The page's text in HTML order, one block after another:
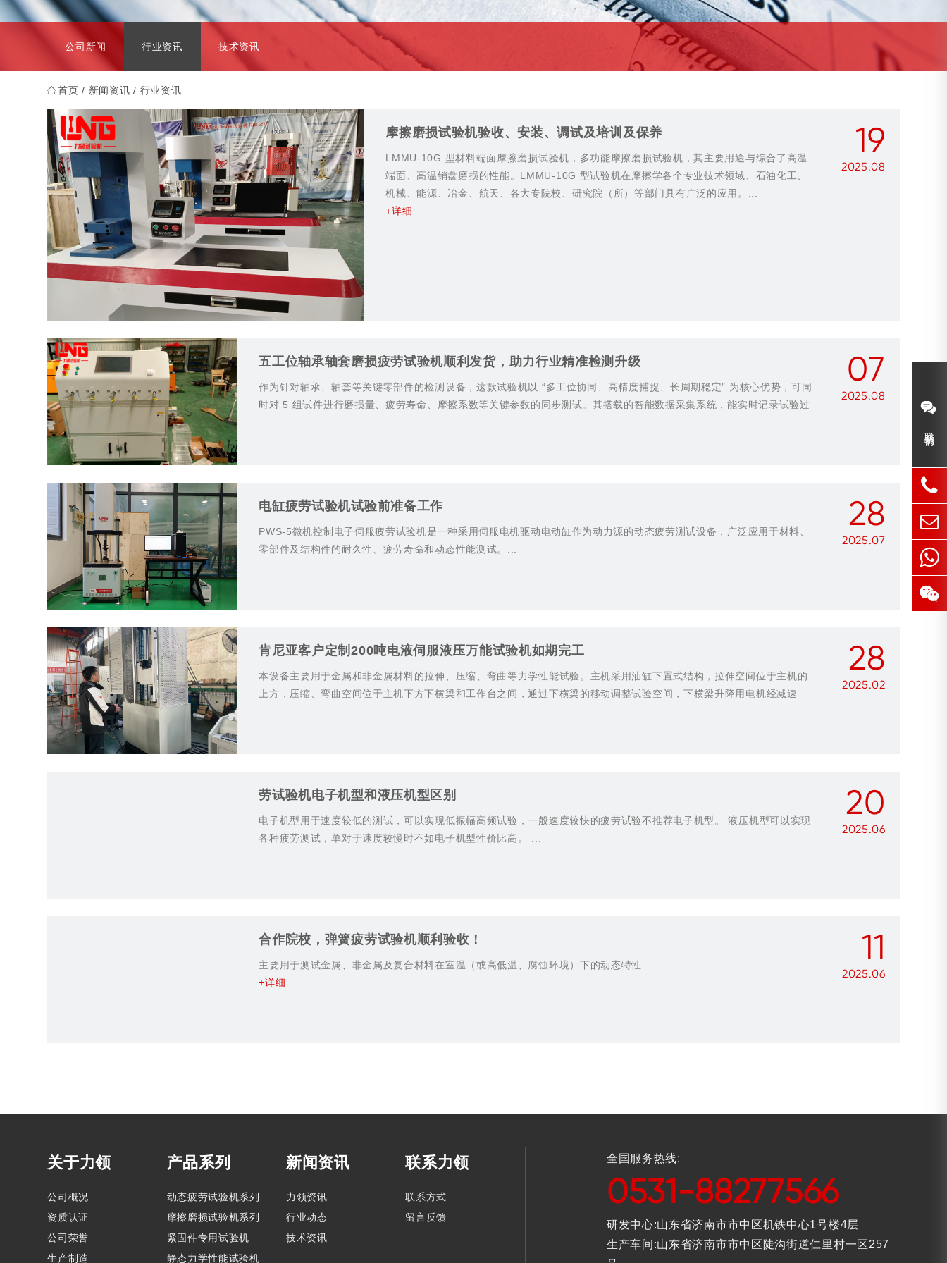
公司新闻 行业资讯 技术资讯
首页 / 新闻资讯 / 行业资讯
19
2025.08
摩擦磨损试验机验收、安装、调试及培训及保养
LMMU-10G 型材料端面摩擦磨损试验机，多功能摩擦磨损试验机，其主要用途与综合了高温
端面、高温销盘磨损的性能。LMMU-10G 型试验机在摩擦学各个专业技术领域、石油化工、
机械、能源、冶金、航天、各大专院校、研究院（所）等部门具有广泛的应用。...
+详细
07
2025.08
五工位轴承轴套磨损疲劳试验机顺利发货，助力行业精准检测升级
作为针对轴承、轴套等关键零部件的检测设备，这款试验机以 “多工位协同、高精度捕捉、长周期稳定” 为核心优势，可同
时对 5 组试件进行磨损量、疲劳寿命、摩擦系数等关键参数的同步测试。其搭载的智能数据采集系统，能实时记录试验过
28
2025.07
电缸疲劳试验机试验前准备工作
PWS-5微机控制电子伺服疲劳试验机是一种采用伺服电机驱动电动缸作为动力源的动态疲劳测试设备，广泛应用于材料、
零部件及结构件的耐久性、疲劳寿命和动态性能测试。...
28
2025.02
肯尼亚客户定制200吨电液伺服液压万能试验机如期完工
本设备主要用于金属和非金属材料的拉伸、压缩、弯曲等力学性能试验。主机采用油缸下置式结构，拉伸空间位于主机的
上方，压缩、弯曲空间位于主机下方下横梁和工作台之间，通过下横梁的移动调整试验空间，下横梁升降用电机经减速
20
2025.06
劳试验机电子机型和液压机型区别
电子机型用于速度较低的测试，可以实现低振幅高频试验，一般速度较快的疲劳试验不推荐电子机型。 液压机型可以实现
各种疲劳测试，单对于速度较慢时不如电子机型性价比高。 ...
11
2025.06
合作院校，弹簧疲劳试验机顺利验收！
主要用于测试金属、非金属及复合材料在室温（或高低温、腐蚀环境）下的动态特性...
+详细
关于力领
公司概况
资质认证
公司荣誉
生产制造
产品系列
动态疲劳试验机系列
摩擦磨损试验机系列
紧固件专用试验机
静态力学性能试验机
新闻资讯
力领资讯
行业动态
技术资讯
联系力领
联系方式
留言反馈
全国服务热线:
0531-88277566
研发中心:山东省济南市市中区机铁中心1号楼4层
生产车间:山东省济南市市中区陡沟街道仁里村一区257